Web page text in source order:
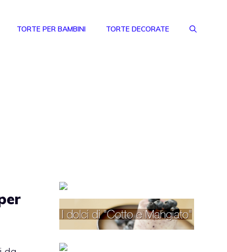
TORTE PER BAMBINI TORTE DECORATE